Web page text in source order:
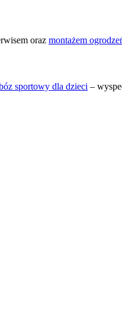
oraz montażem
sportowy dla dzieci –